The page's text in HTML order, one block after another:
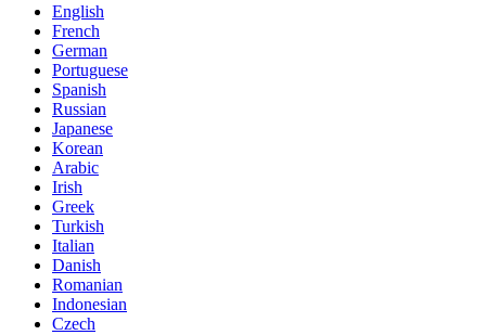
English
French
German
Portuguese
Spanish
Russian
Japanese
Korean
Arabic
Irish
Greek
Turkish
Italian
Danish
Romanian
Indonesian
Czech